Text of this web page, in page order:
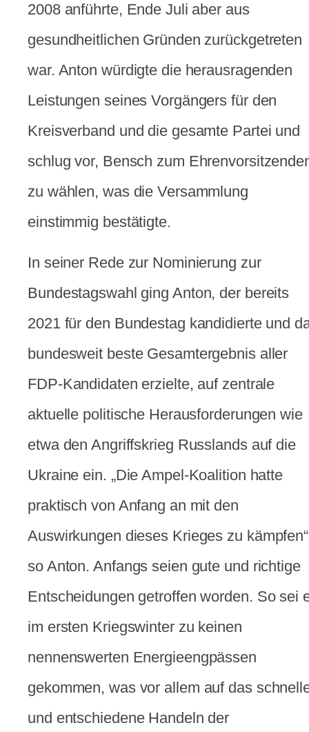
2008 anführte, Ende Juli aber aus
gesundheitlichen Gründen zurückgetreten
war. Anton würdigte die herausragenden
Leistungen seines Vorgängers für den
Kreisverband und die gesamte Partei und
schlug vor, Bensch zum
zu wählen, was die Versammlung
einstimmig bestätigte.
In seiner Rede zur Nominierung zur
Bundestagswahl ging Anton, der bereits
2021 für den Bundestag kandidierte und
bundesweit beste Gesamtergebnis aller
FDP-Kandidaten erzielte, auf zentrale
aktuelle politische Herausforderungen wie
etwa den Angriffskrieg Russlands auf die
Ukraine ein. „Die Ampel-Koalition hatte
praktisch von Anfang an mit den
Auswirkungen dieses Krieges zu
so Anton. Anfangs seien gute und richtige
Entscheidungen getroffen worden. So sei
im ersten Kriegswinter zu keinen
nennenswerten Energieengpässen
gekommen, was vor allem auf das
und entschiedene Handeln der